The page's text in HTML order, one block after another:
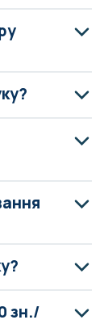
зн./